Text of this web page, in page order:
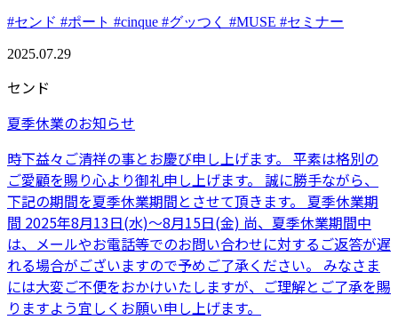
#センド #ポート #cinque #グッつく #MUSE #セミナー
2025.07.29
センド
夏季休業のお知らせ
時下益々ご清祥の事とお慶び申し上げます。 平素は格別の
ご愛顧を賜り心より御礼申し上げます。 誠に勝手ながら、
下記の期間を夏季休業期間とさせて頂きます。 夏季休業期
間 2025年8月13日(水)～8月15日(金) 尚、夏季休業期間中
は、メールやお電話等でのお問い合わせに対するご返答が遅
れる場合がございますので予めご了承ください。 みなさま
には大変ご不便をおかけいたしますが、ご理解とご了承を賜
りますよう宜しくお願い申し上げます。